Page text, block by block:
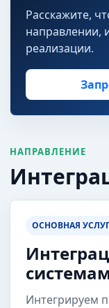
Расскажите,
направлении,
реализации.
НАПРАВЛЕНИЕ
ОСНОВНАЯ
Интегрируем